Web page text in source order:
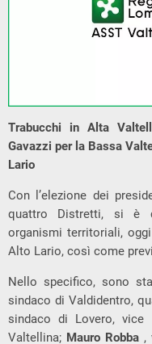
Trabucchi in Alta
Gavazzi per la Bassa
Lario
Con l’elezione dei
quattro Distretti, si è
organismi territoriali,
Alto Lario, così come
Nello specifico, sono
sindaco di Valdidentro,
sindaco di Lovero, vice
Valtellina; Mauro Robba ,